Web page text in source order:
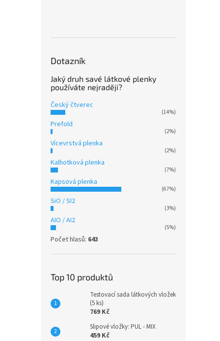
Dotazník
Jaký druh savé látkové plenky
používáte nejraději?
Český čtverec
(14%)
Prefold
(2%)
Vícevrstvá plenka
(2%)
Kalhotková plenka
(7%)
Kapsová plenka
(67%)
SiO / SI2
(3%)
AIO / AI2
(5%)
Počet hlasů: 643
Top 10 produktů
Testovací sada látkových vložek
(5 ks)
769 Kč
Slipové vložky: PUL - MIX
459 Kč